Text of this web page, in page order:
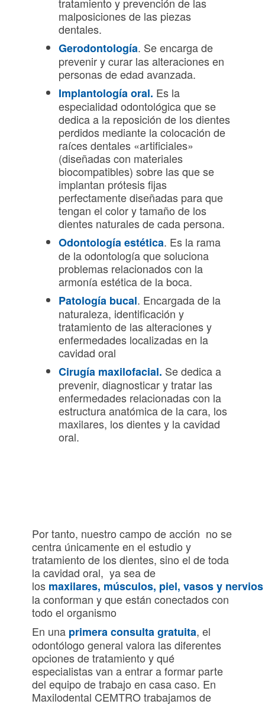
malposiciones de las piezas
dentales.
Gerodontología. Se encarga de
prevenir y curar las alteraciones en
personas de edad avanzada.
Implantología oral. Es la
especialidad odontológica que se
dedica a la reposición de los dientes
perdidos mediante la colocación de
raíces dentales «artificiales»
(diseñadas con materiales
biocompatibles) sobre las que se
implantan prótesis fijas
perfectamente diseñadas para que
tengan el color y tamaño de los
dientes naturales de cada persona.
Odontología estética. Es la rama
de la odontología que soluciona
problemas relacionados con la
armonía estética de la boca.
Patología bucal. Encargada de la
naturaleza, identificación y
tratamiento de las alteraciones y
enfermedades localizadas en la
cavidad oral
Cirugía maxilofacial. Se dedica a
prevenir, diagnosticar y tratar las
enfermedades relacionadas con la
estructura anatómica de la cara, los
maxilares, los dientes y la cavidad
oral.
Por tanto, nuestro campo de acción no se
centra únicamente en el estudio y
tratamiento de los dientes, sino el de toda
la cavidad oral, ya sea de
los maxilares, músculos, piel, vasos y
la conforman y que están conectados con
todo el organismo
En una primera consulta gratuita, el
odontólogo general valora las diferentes
opciones de tratamiento y qué
especialistas van a entrar a formar parte
del equipo de trabajo en casa caso. En
Maxilodental CEMTRO trabajamos de